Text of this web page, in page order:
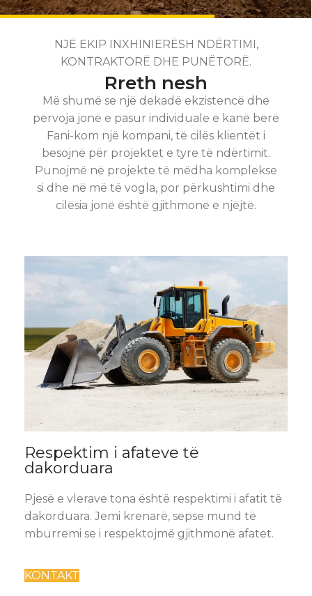
NJË EKIP INXHINIERËSH NDËRTIMI,
KONTRAKTORË DHE PUNËTORË.
Rreth nesh
Më shumë se një dekadë ekzistencë dhe
përvoja jonë e pasur individuale e kanë bërë
Fani-kom një kompani, të cilës klientët i
besojnë për projektet e tyre të ndërtimit.
Punojmë në projekte të mëdha komplekse
si dhe në më të vogla, por përkushtimi dhe
cilësia jonë është gjithmonë e njëjtë.
Respektim i afateve të
dakorduara
Pjesë e vlerave tona është respektimi i afatit të
dakorduara. Jemi krenarë, sepse mund të
mburremi se i respektojmë gjithmonë afatet.
KONTAKT